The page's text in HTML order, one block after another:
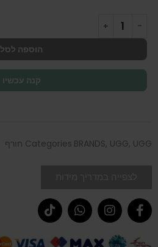
הוספה לסל
קנה עכשיו
Categories BRANDS, UGG, UGG חורף